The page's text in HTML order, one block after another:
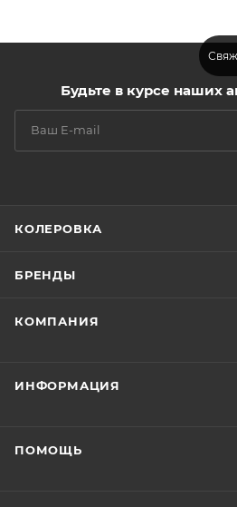
Будьте в курсе наших
КОЛЕРОВКА
БРЕНДЫ
КОМПАНИЯ
ИНФОРМАЦИЯ
ПОМОЩЬ